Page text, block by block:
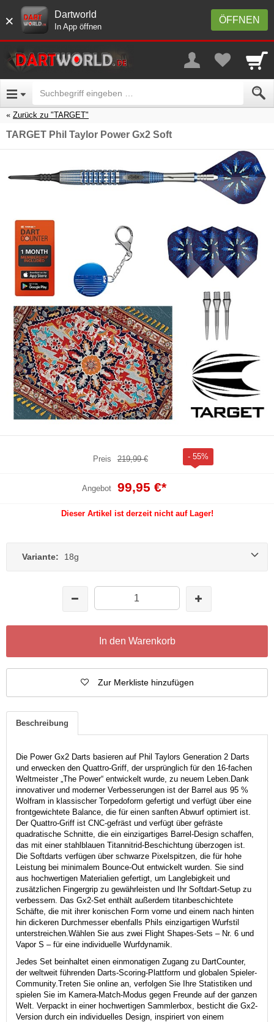
× ÖFFNEN
Dartworld
In App öffnen
Zurück zu "TARGET"
TARGET Phil Taylor Power Gx2 Soft
Preis 219,99 € - 55%
Angebot 99,95 €*
Dieser Artikel ist derzeit nicht auf Lager!
Variante: 18g
In den Warenkorb
Zur Merkliste hinzufügen
Beschreibung
Die Power Gx2 Darts basieren auf Phil Taylors Generation 2 Darts
und erwecken den Quattro-Griff, der ursprünglich für den 16-fachen
Weltmeister „The Power“ entwickelt wurde, zu neuem Leben. Dank
innovativer und moderner Verbesserungen ist der Barrel aus 95 %
Wolfram in klassischer Torpedoform gefertigt und verfügt über eine
frontgewichtete Balance, die für einen sanften Abwurf optimiert ist.
Der Quattro-Griff ist CNC-gefräst und verfügt über gefräste
quadratische Schnitte, die ein einzigartiges Barrel-Design schaffen,
das mit einer stahlblauen Titannitrid-Beschichtung überzogen ist.
Die Softdarts verfügen über schwarze Pixelspitzen, die für hohe
Leistung bei minimalem Bounce-Out entwickelt wurden. Sie sind
aus hochwertigen Materialien gefertigt, um Langlebigkeit und
zusätzlichen Fingergrip zu gewährleisten und Ihr Softdart-Setup zu
verbessern. Das Gx2-Set enthält außerdem titanbeschichtete
Schäfte, die mit ihrer konischen Form vorne und einem nach hinten
hin dickeren Durchmesser ebenfalls Phils einzigartigen Wurfstil
unterstreichen. Wählen Sie aus zwei Flight Shapes-Sets – Nr. 6 und
Vapor S – für eine individuelle Wurfdynamik.
Jedes Set beinhaltet einen einmonatigen Zugang zu DartCounter,
der weltweit führenden Darts-Scoring-Plattform und globalen Spieler-
Community. Treten Sie online an, verfolgen Sie Ihre Statistiken und
spielen Sie im Kamera-Match-Modus gegen Freunde auf der ganzen
Welt. Verpackt in einer hochwertigen Sammlerbox, besticht die Gx2-
Version durch ein individuelles Design, inspiriert von einem